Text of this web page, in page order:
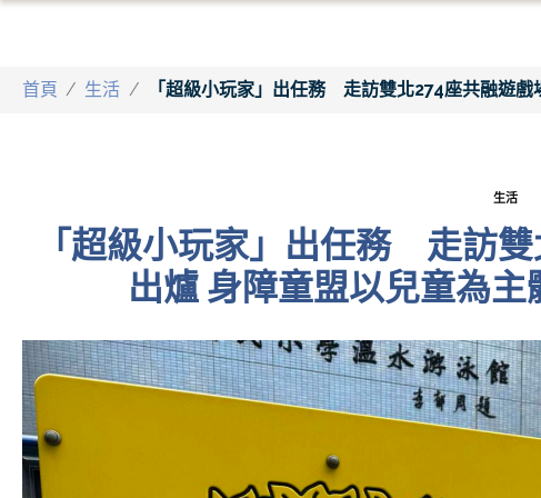
首頁 / 生活 / 「超級小玩家」出任務 走訪雙北274座共融遊
生活
「超級小玩家」出任務 走訪
出爐 身障童盟以兒童為